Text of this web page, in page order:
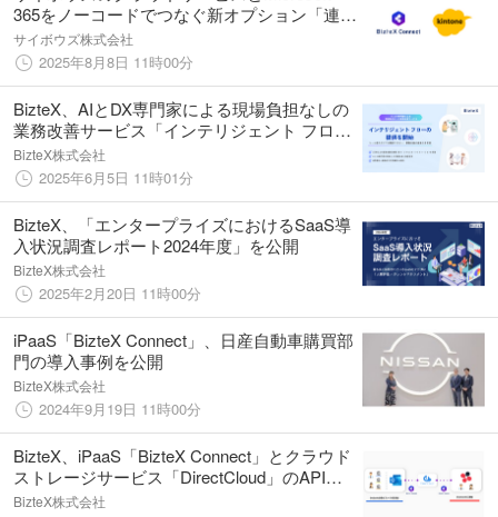
365をノーコードでつなぐ新オプション「連携
コネクタ」β版提供開始
サイボウズ株式会社
2025年8月8日 11時00分
BizteX、AIとDX専門家による現場負担なしの
業務改善サービス「インテリジェント フロ
ー」の提供を開始
BizteX株式会社
2025年6月5日 11時01分
BizteX、「エンタープライズにおけるSaaS導
入状況調査レポート2024年度」を公開
BizteX株式会社
2025年2月20日 11時00分
iPaaS「BizteX Connect」、日産自動車購買部
門の導入事例を公開
BizteX株式会社
2024年9月19日 11時00分
BizteX、iPaaS「BizteX Connect」とクラウド
ストレージサービス「DirectCloud」のAPI連
携コネクタをリリース
BizteX株式会社